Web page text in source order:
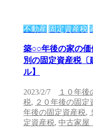
不動産 固定資産税
築○○年後の家の
別の固定資産税〔
ル】
2023/2/7 １０年後
税, ２０年後の固定
年後の固定資産税,
定資産税, 中古家